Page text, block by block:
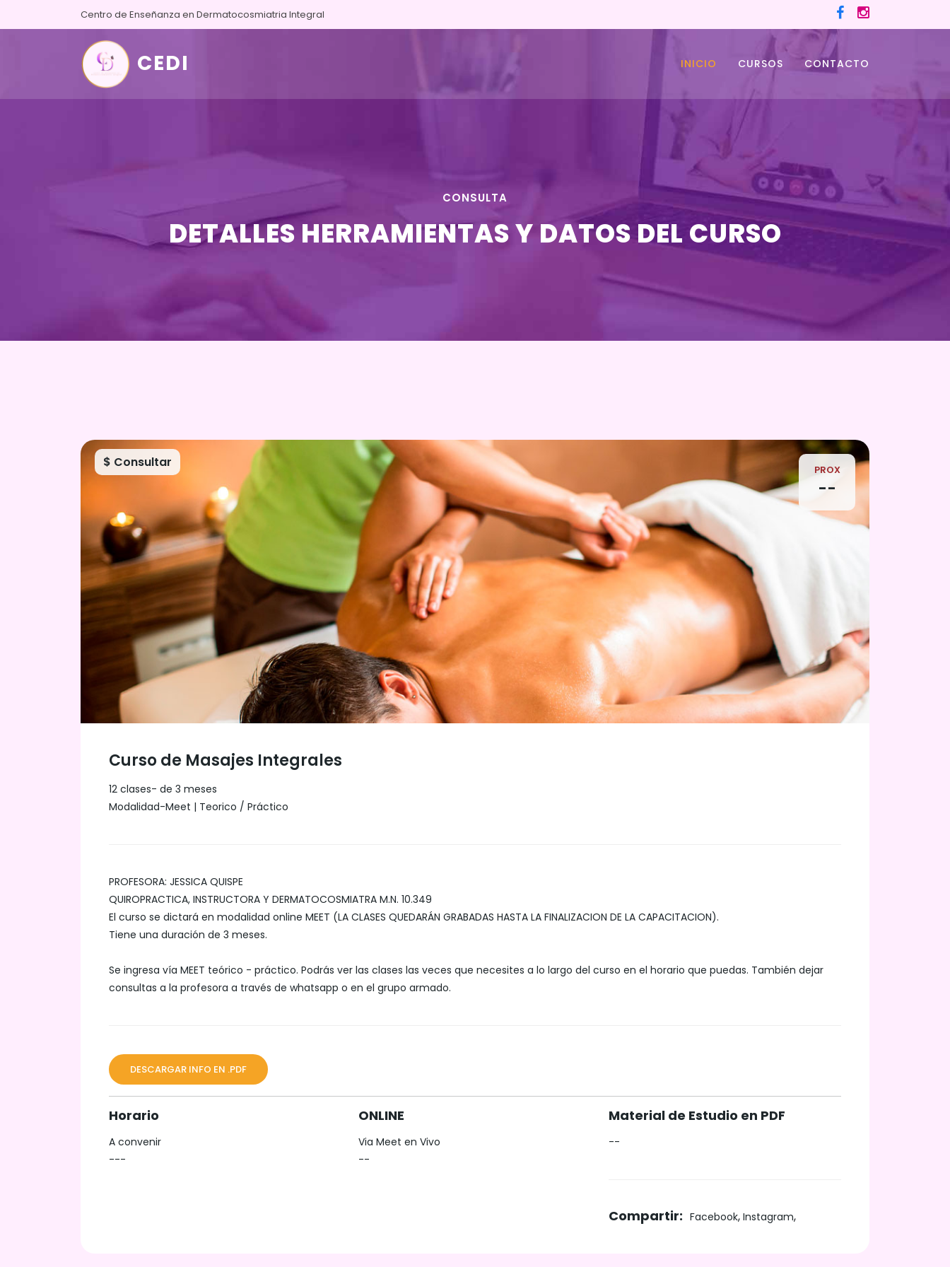
Centro de Enseñanza en Dermatocosmiatria Integral
CEDI INICIO CURSOS CONTACTO
CONSULTA
DETALLES HERRAMIENTAS Y DATOS DEL CURSO
$ Consultar PROX
--
Curso de Masajes Integrales
12 clases- de 3 meses
Modalidad-Meet | Teorico / Práctico
PROFESORA: JESSICA QUISPE
QUIROPRACTICA, INSTRUCTORA Y DERMATOCOSMIATRA M.N. 10.349
El curso se dictará en modalidad online MEET (LA CLASES QUEDARÁN GRABADAS HASTA LA FINALIZACION DE LA CAPACITACION).
Tiene una duración de 3 meses.
Se ingresa vía MEET teórico - práctico. Podrás ver las clases las veces que necesites a lo largo del curso en el horario que puedas. También dejar
consultas a la profesora a través de whatsapp o en el grupo armado.
DESCARGAR INFO EN .PDF
Horario
A convenir
---
ONLINE
Via Meet en Vivo
--
Material de Estudio en PDF
--
Compartir: Facebook, Instagram,